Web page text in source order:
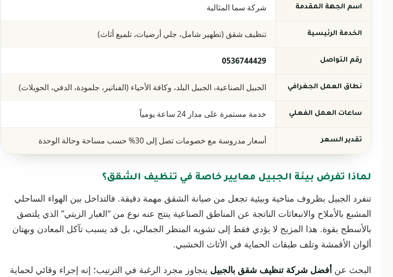
اسم الجهة المقدمة شركة سما المثالية
الخدمة الرئيسية تنظيف شقق (تطهير شامل، جلي أرضيات، تلميع أثاث)
رقم التواصل 0536744429
نطاق العمل الجغرافي الجبيل الصناعية، الجبيل البلد، وكافة الأحياء (الفناتير، جلمودة، الدفي، الحويلات)
ساعات العمل الفعلي خدمة مستمرة على مدار 24 ساعة يومياً
تقدير السعر أسعار مدروسة مع خصومات تصل إلى 30% حسب مساحة وحالة الوحدة
لماذا تفرض بيئة الجبيل معايير خاصة في تنظيف الشقق؟
تنفرد الجبيل بظروف مناخية وبيئية تجعل من صيانة الشقق مهمة دقيقة. فالتداخل بين الهواء الساحلي
المشبع بالأملاح والانبعاثات الناتجة عن المناطق الصناعية ينتج عنه نوع من “الغبار الزيتي” الذي يلتصق
بالأسطح بقوة. هذا المزيج لا يؤدي فقط إلى تشويه المنظر الجمالي، بل قد يسبب تآكل المعادن وبهتان
ألوان الأقمشة وتلف طبقات الحماية في الأثاث الخشبي.
البحث عن أفضل شركة تنظيف شقق بالجبيل يتجاوز مجرد الرغبة في الترتيب؛ إنه إجراء وقائي لحماية